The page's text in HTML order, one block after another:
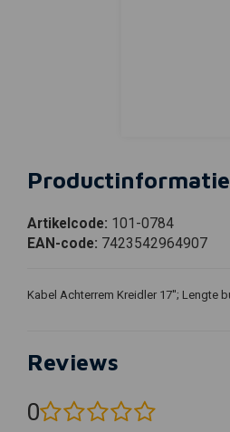
Productinformatie
Artikelcode: 101-0784
EAN-code: 7423542964907
Kabel Achterrem Kreidler 17''; Lengte
Reviews
0